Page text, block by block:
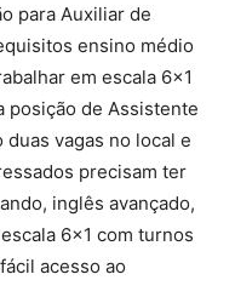
para Auxiliar de
ensino médio
em escala 6×1
posição de Assistente
vagas no local e
precisam ter
inglês avançado,
6×1 com turnos
acesso ao